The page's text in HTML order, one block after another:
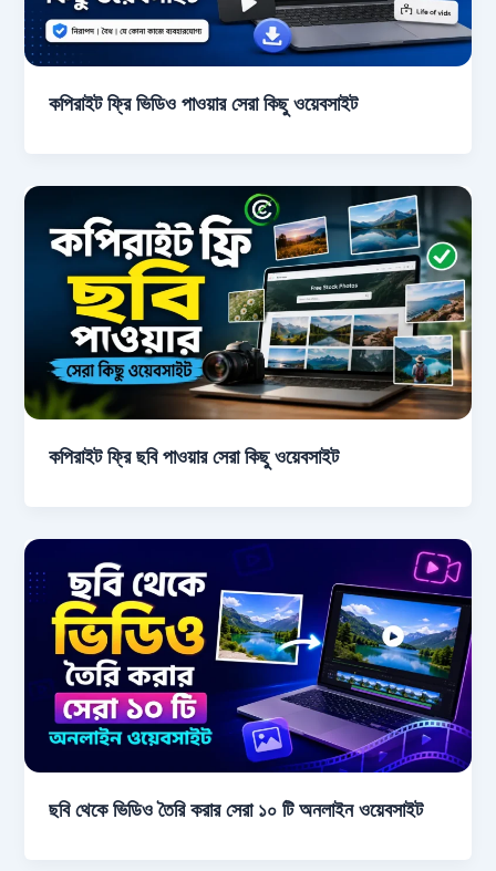
কপিরাইট ফ্রি ভিডিও পাওয়ার সেরা কিছু ওয়েবসাইট
কপিরাইট ফ্রি ছবি পাওয়ার সেরা কিছু ওয়েবসাইট
ছবি থেকে ভিডিও তৈরি করার সেরা ১০ টি অনলাইন ওয়েবসাইট